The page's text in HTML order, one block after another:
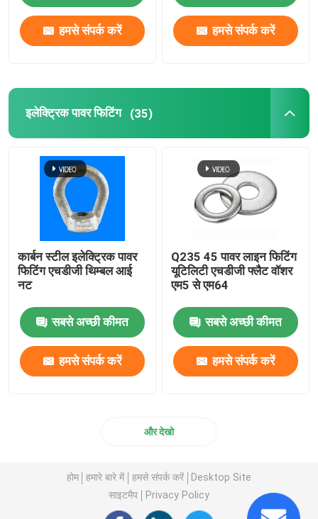
हमसे संपर्क करें हमसे संपर्क करें
इलेक्ट्रिक पावर फिटिंग (35)
कार्बन स्टील इलेक्ट्रिक पावर
फिटिंग एचडीजी थिम्बल आई
नट
सबसे अच्छी कीमत
हमसे संपर्क करें
Q235 45 पावर लाइन फिटिंग
यूटिलिटी एचडीजी फ्लैट वॉशर
एम5 से एम64
सबसे अच्छी कीमत
हमसे संपर्क करें
और देखो
होम हमारे बारे में हमसे संपर्क करें
Desktop Site
साइटमैप
Privacy Policy